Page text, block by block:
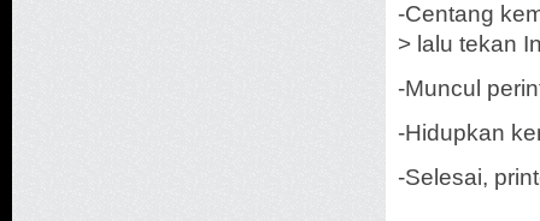
-Centang
> lalu tekan
-Muncul
-Hidupkan
-Selesai,